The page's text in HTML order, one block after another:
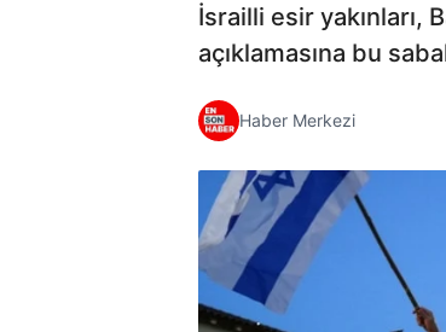
İsrailli esir yakınları,
açıklamasına bu
Haber Merkezi